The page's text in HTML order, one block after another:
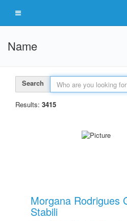
Name
Search
Results: 3415
Morgana Rodrigues
Stabili